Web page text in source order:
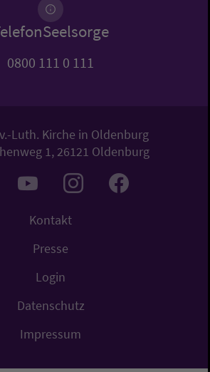
0800 111 0 111
Luth. Kirche in Oldenburg
1, 26121 Oldenburg
Kontakt
Presse
Login
Datenschutz
Impressum